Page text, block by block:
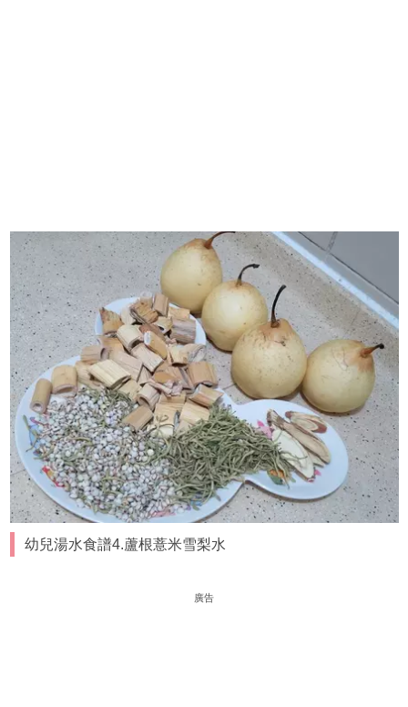
幼兒湯水食譜4.蘆根薏米雪梨水
廣告